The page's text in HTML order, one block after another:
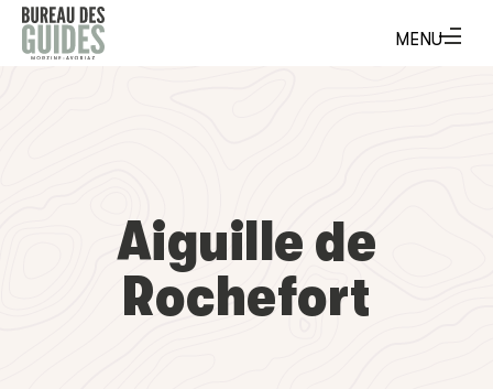
Aiguille de
Rochefort